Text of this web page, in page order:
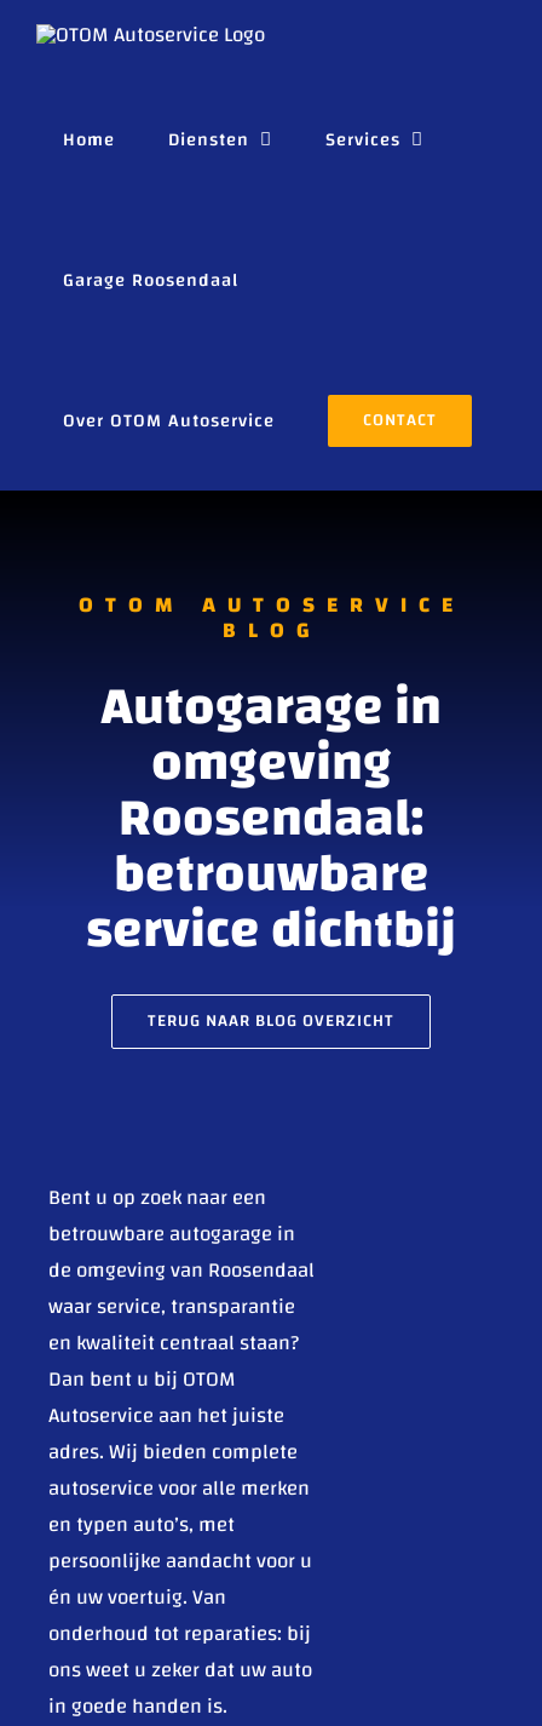
naar
Home Diensten Services
Garage Roosendaal
Over OTOM Autoservice CONTACT
OTOM AUTOSERVICE
BLOG
Autogarage in
omgeving
Roosendaal:
betrouwbare
service dichtbij
TERUG NAAR BLOG OVERZICHT
Bent u op zoek naar een
betrouwbare autogarage in
de omgeving van Roosendaal
waar service, transparantie
en kwaliteit centraal staan?
Dan bent u bij OTOM
Autoservice aan het juiste
adres. Wij bieden complete
autoservice voor alle merken
en typen auto’s, met
persoonlijke aandacht voor u
én uw voertuig. Van
onderhoud tot reparaties: bij
ons weet u zeker dat uw auto
in goede handen is.